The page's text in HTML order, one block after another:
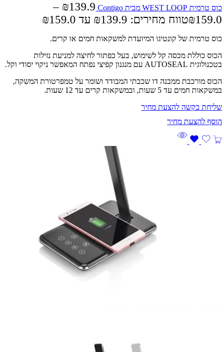
כוס טרמית WEST LOOP מבית Contigo ₪139.9
–
₪159.0 טווח מחירים: ⁦₪139.9⁩ עד ⁦₪159.0⁩
כוס טרמית של קונטיגו המיועדת למשקאות חמים או קרים.
הכוס כוללת מכסה קל לשימוש, בעל כפתור לחיצה למניעת נזילות
בטכנולוגית AUTOSEAL עם מנגנון קפיצי נפתח המאפשר ניקוי יסודי וקל.
הכוס מורכבת ממבנה דו שכבתי המבודד ושומר על טמפרטורת המשקה,
במשקאות חמים עד 5 שעות, ובמשקאות קרים עד 12 שעות.
שליחת בקשה להצעת מחיר